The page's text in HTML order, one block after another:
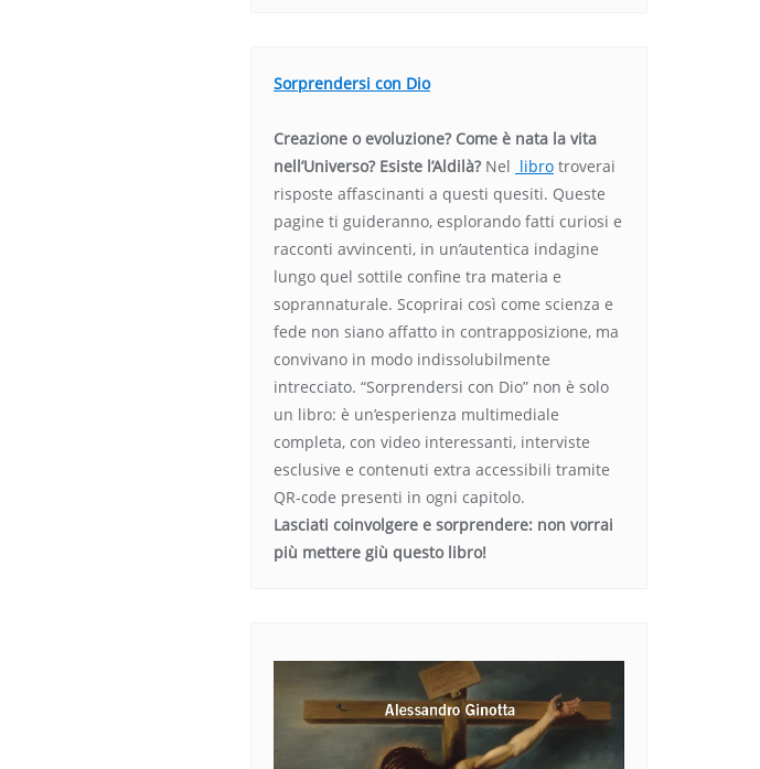
Sorprendersi con Dio
Creazione o evoluzione? Come è nata la vita
nell’Universo? Esiste l’Aldilà? Nel libro troverai
risposte affascinanti a questi quesiti. Queste
pagine ti guideranno, esplorando fatti curiosi e
racconti avvincenti, in un’autentica indagine
lungo quel sottile confine tra materia e
soprannaturale. Scoprirai così come scienza e
fede non siano affatto in contrapposizione, ma
convivano in modo indissolubilmente
intrecciato. “Sorprendersi con Dio” non è solo
un libro: è un’esperienza multimediale
completa, con video interessanti, interviste
esclusive e contenuti extra accessibili tramite
QR-code presenti in ogni capitolo.
Lasciati coinvolgere e sorprendere: non vorrai
più mettere giù questo libro!